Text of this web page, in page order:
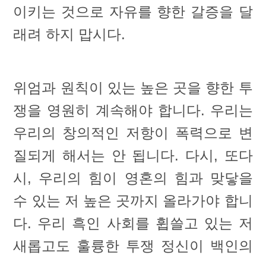
이키는 것으로 자유를 향한 갈증을 달
래려 하지 맙시다.
위엄과 원칙이 있는 높은 곳을 향한 투
쟁을 영원히 계속해야 합니다. 우리는
우리의 창의적인 저항이 폭력으로 변
질되게 해서는 안 됩니다. 다시, 또다
시, 우리의 힘이 영혼의 힘과 맞닿을
수 있는 저 높은 곳까지 올라가야 합니
다. 우리 흑인 사회를 휩쓸고 있는 저
새롭고도 훌륭한 투쟁 정신이 백인의